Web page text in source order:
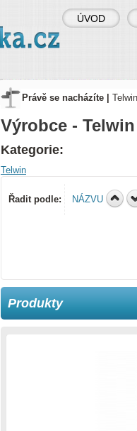
Právě se nacházíte | Telwin
Výrobce - Telwin
Kategorie:
Telwin
Řadit podle: NÁZVU
Produkty
ÚVOD